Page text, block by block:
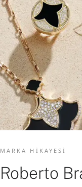
MARKA HIKAYESI
Roberto